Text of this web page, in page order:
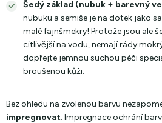
Šedý základ (nubuk + barevný
nubuku a semiše je na dotek jako
malé fajnšmekry! Protože jsou ale
citlivější na vodu, nemají rády
dopřejte jemnou suchou péči
broušenou kůži.
Bez ohledu na zvolenou barvu
impregnovat. Impregnace ochrání